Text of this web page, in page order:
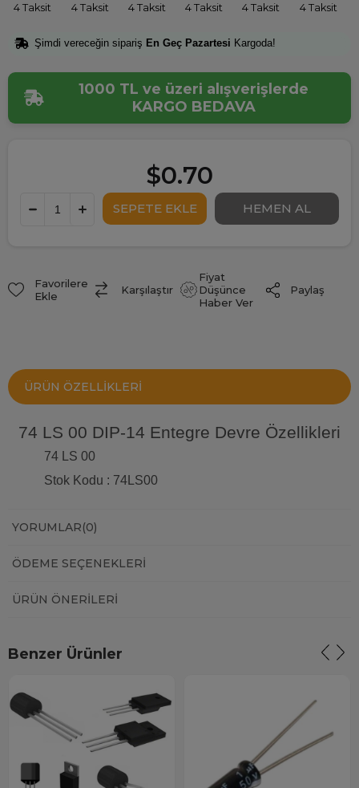
4 Taksit 4 Taksit 4 Taksit 4 Taksit 4 Taksit 4 Taksit
Şimdi vereceğin sipariş En Geç Pazartesi Kargoda!
1000 TL ve üzeri alışverişlerde
KARGO BEDAVA
$0.70
Favorilere
Ekle
Karşılaştır
Fiyat
Düşünce
Haber Ver
Paylaş
ÜRÜN ÖZELLIKLERI
74 LS 00 DIP-14 Entegre Devre Özellikleri
74 LS 00
Stok Kodu : 74LS00
YORUMLAR(0)
ÖDEME SEÇENEKLERI
ÜRÜN ÖNERILERI
Benzer Ürünler